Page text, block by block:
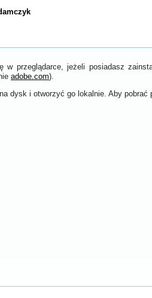
w przeglądarce, jeżeli posiadasz
adobe.com).
dysk i otworzyć go lokalnie. Aby